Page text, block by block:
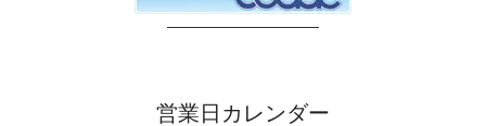
――――――――――
営業日カレンダー